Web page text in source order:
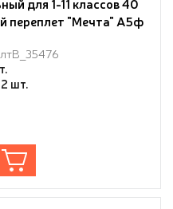
переплет "Мечта" А5ф
ламинация СОФТ ТАЧ
шт.